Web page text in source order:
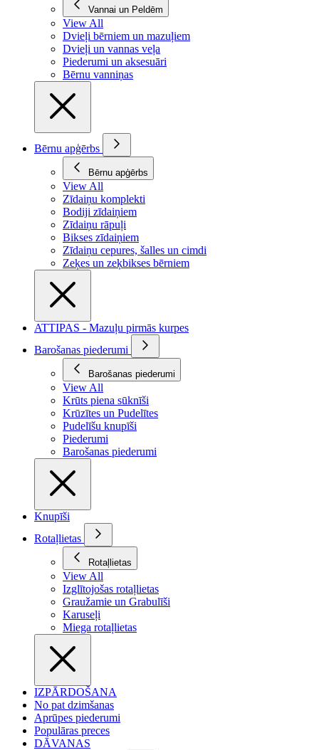
Vannai un Peldēm
View All
Dvieļi bērniem un mazuļiem
Dvieļi un vannas veļa
Piederumi un aksesuāri
Bērnu vanniņas
Bērnu apģērbs
Bērnu apģērbs
View All
Zīdaiņu komplekti
Bodiji zīdaiņiem
Zīdaiņu rāpuļi
Bikses zīdaiņiem
Zīdaiņu cepures, šalles un cimdi
Zeķes un zeķbikses bērniem
ATTIPAS - Mazuļu pirmās kurpes
Barošanas piederumi
Barošanas piederumi
View All
Krūts piena sūknīši
Krūzītes un Pudelītes
Pudelīšu knupīši
Piederumi
Barošanas piederumi
Knupīši
Rotaļlietas
Rotaļlietas
View All
Izglītojošas rotaļlietas
Graužamie un Grabulīši
Karuseļi
Miega rotaļlietas
IZPĀRDOŠANA
No pat dzimšanas
Aprūpes piederumi
Populāras preces
DĀVANAS